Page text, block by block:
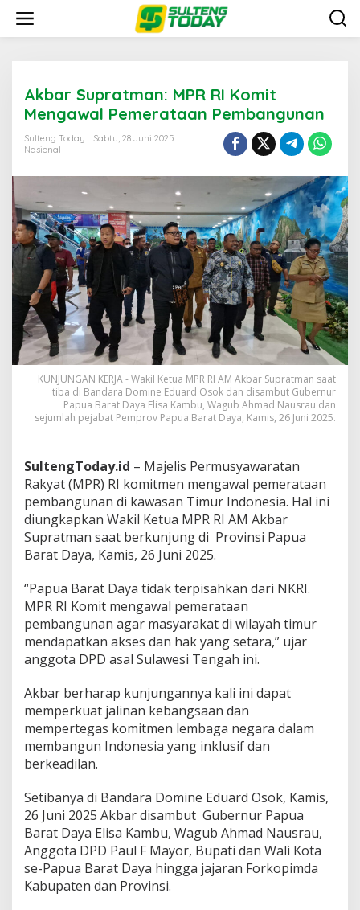
konten
Akbar Supratman: MPR RI Komit
Mengawal Pemerataan Pembangunan
Sulteng Today
Sabtu, 28 Juni 2025
Nasional
KUNJUNGAN KERJA - Wakil Ketua MPR RI AM Akbar Supratman saat
tiba di Bandara Domine Eduard Osok dan disambut Gubernur
Papua Barat Daya Elisa Kambu, Wagub Ahmad Nausrau dan
sejumlah pejabat Pemprov Papua Barat Daya, Kamis, 26 Juni 2025.
SultengToday.id – Majelis Permusyawaratan
Rakyat (MPR) RI komitmen mengawal pemerataan
pembangunan di kawasan Timur Indonesia. Hal ini
diungkapkan Wakil Ketua MPR RI AM Akbar
Supratman saat berkunjung di Provinsi Papua
Barat Daya, Kamis, 26 Juni 2025.
“Papua Barat Daya tidak terpisahkan dari NKRI.
MPR RI Komit mengawal pemerataan
pembangunan agar masyarakat di wilayah timur
mendapatkan akses dan hak yang setara,” ujar
anggota DPD asal Sulawesi Tengah ini.
Akbar berharap kunjungannya kali ini dapat
memperkuat jalinan kebangsaan dan
mempertegas komitmen lembaga negara dalam
membangun Indonesia yang inklusif dan
berkeadilan.
Setibanya di Bandara Domine Eduard Osok, Kamis,
26 Juni 2025 Akbar disambut Gubernur Papua
Barat Daya Elisa Kambu, Wagub Ahmad Nausrau,
Anggota DPD Paul F Mayor, Bupati dan Wali Kota
se-Papua Barat Daya hingga jajaran Forkopimda
Kabupaten dan Provinsi.